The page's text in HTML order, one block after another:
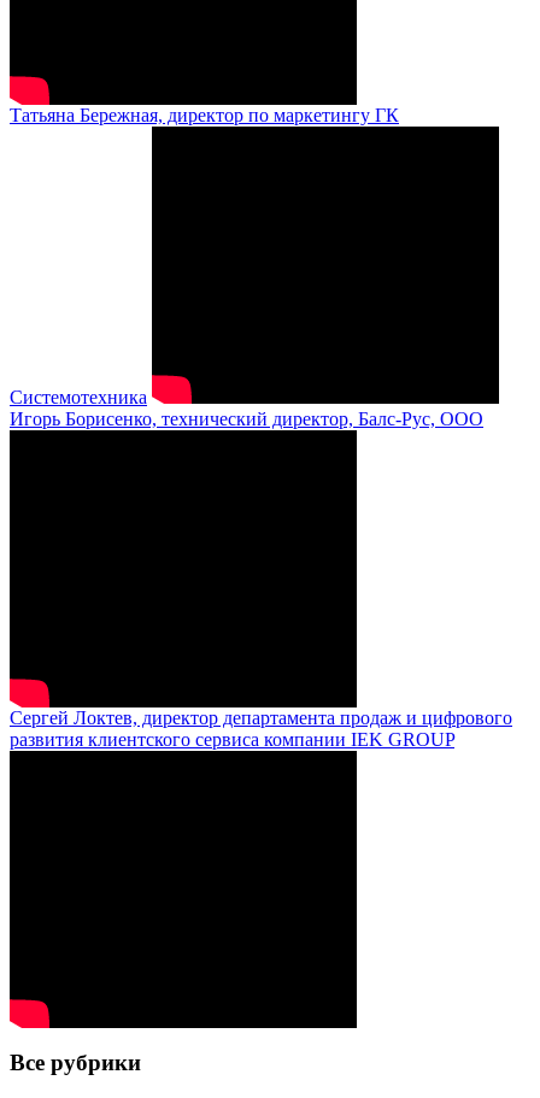
Татьяна Бережная, директор по маркетингу ГК
Системотехника
Игорь Борисенко, технический директор, Балс-Рус, ООО
Сергей Локтев, директор департамента продаж и цифрового
развития клиентского сервиса компании IEK GROUP
Все рубрики